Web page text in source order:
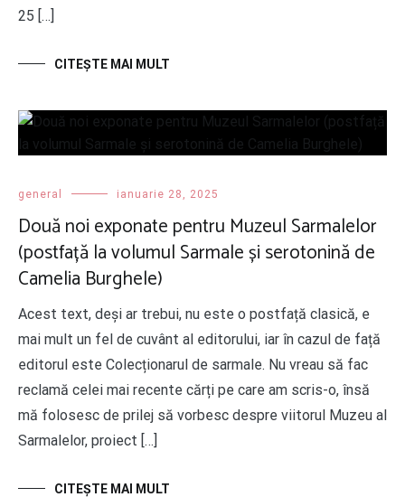
25 […]
CITEŞTE MAI MULT
general ianuarie 28, 2025
Două noi exponate pentru Muzeul Sarmalelor
(postfață la volumul Sarmale și serotonină de
Camelia Burghele)
Acest text, deși ar trebui, nu este o postfață clasică, e
mai mult un fel de cuvânt al editorului, iar în cazul de față
editorul este Colecționarul de sarmale. Nu vreau să fac
reclamă celei mai recente cărți pe care am scris-o, însă
mă folosesc de prilej să vorbesc despre viitorul Muzeu al
Sarmalelor, proiect […]
CITEŞTE MAI MULT